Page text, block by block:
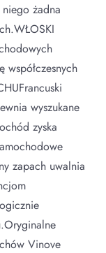
żadna
wyszukane
zyska
zapach uwalnia
Vinove